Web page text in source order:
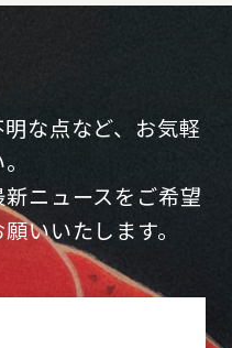
な点など、お気軽
ニュースをご希望
いいたします。